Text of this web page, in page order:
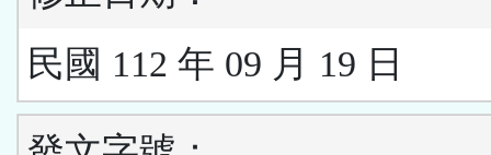
民國 112 年 09 月 19 日